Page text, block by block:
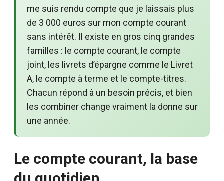
me suis rendu compte que je laissais plus
de 3 000 euros sur mon compte courant
sans intérêt. Il existe en gros cinq grandes
familles : le compte courant, le compte
joint, les livrets d’épargne comme le Livret
A, le compte à terme et le compte-titres.
Chacun répond à un besoin précis, et bien
les combiner change vraiment la donne sur
une année.
Le compte courant, la base